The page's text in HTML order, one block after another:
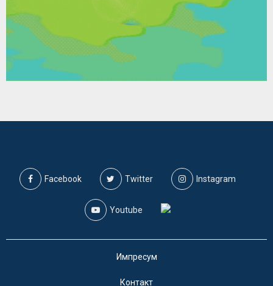
Facebook Twitter Instagram
Youtube
Импресум
Контакт